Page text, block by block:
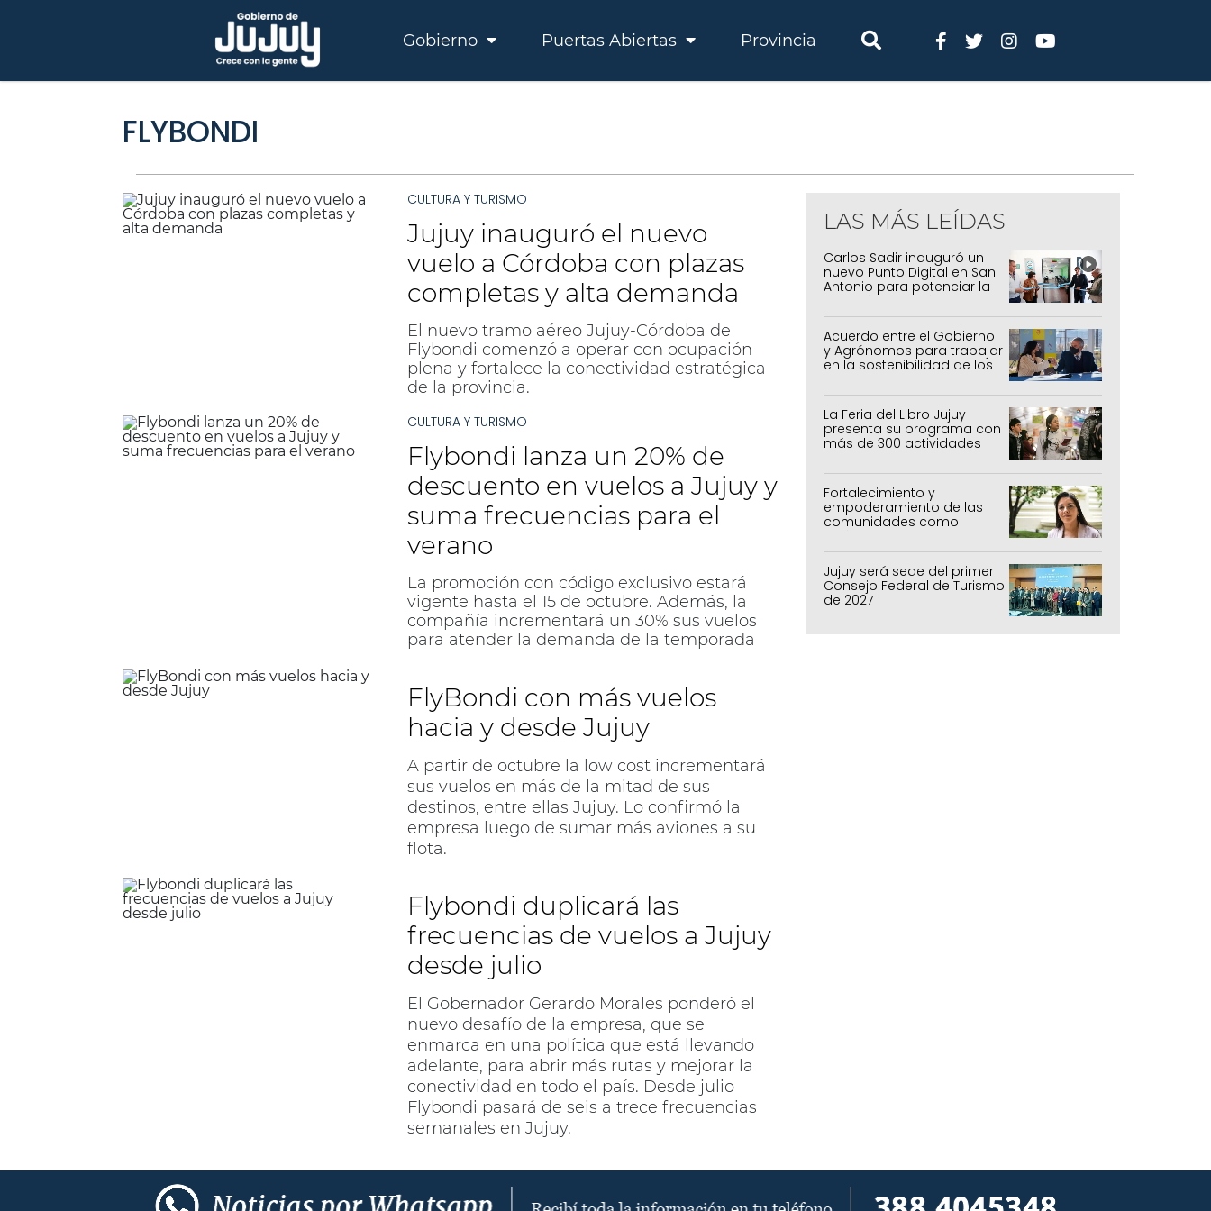
Gobierno Puertas Abiertas Provincia
FLYBONDI
CULTURA Y TURISMO
Jujuy inauguró el nuevo
vuelo a Córdoba con plazas
completas y alta demanda
El nuevo tramo aéreo Jujuy-Córdoba de
Flybondi comenzó a operar con ocupación
plena y fortalece la conectividad estratégica
de la provincia.
CULTURA Y TURISMO
Flybondi lanza un 20% de
descuento en vuelos a Jujuy y
suma frecuencias para el
verano
La promoción con código exclusivo estará
vigente hasta el 15 de octubre. Además, la
compañía incrementará un 30% sus vuelos
para atender la demanda de la temporada
FlyBondi con más vuelos
hacia y desde Jujuy
A partir de octubre la low cost incrementará
sus vuelos en más de la mitad de sus
destinos, entre ellas Jujuy. Lo confirmó la
empresa luego de sumar más aviones a su
flota.
Flybondi duplicará las
frecuencias de vuelos a Jujuy
desde julio
El Gobernador Gerardo Morales ponderó el
nuevo desafío de la empresa, que se
enmarca en una política que está llevando
adelante, para abrir más rutas y mejorar la
conectividad en todo el país. Desde julio
Flybondi pasará de seis a trece frecuencias
semanales en Jujuy.
LAS MÁS LEÍDAS
Carlos Sadir inauguró un
nuevo Punto Digital en San
Antonio para potenciar la
Acuerdo entre el Gobierno
y Agrónomos para trabajar
en la sostenibilidad de los
agrícolas, pecuarios y
forestal
La Feria del Libro Jujuy
presenta su programa con
más de 300 actividades
Fortalecimiento y
empoderamiento de las
comunidades como
Jujuy será sede del primer
Consejo Federal de Turismo
de 2027